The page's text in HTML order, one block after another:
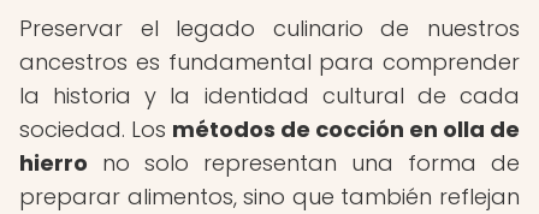
Preservar el legado culinario de nuestros
ancestros es fundamental para comprender
la historia y la identidad cultural de cada
sociedad. Los métodos de cocción en olla de
hierro no solo representan una forma de
preparar alimentos, sino que también reflejan